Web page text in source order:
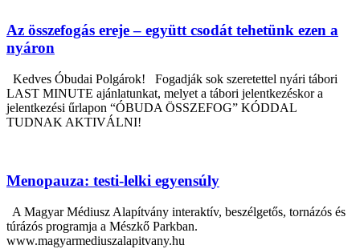
Az összefogás ereje – együtt csodát tehetünk ezen a
nyáron
Kedves Óbudai Polgárok! Fogadják sok szeretettel nyári tábori
LAST MINUTE ajánlatunkat, melyet a tábori jelentkezéskor a
jelentkezési űrlapon “ÓBUDA ÖSSZEFOG” KÓDDAL
TUDNAK AKTIVÁLNI!
Menopauza: testi-lelki egyensúly
A Magyar Médiusz Alapítvány interaktív, beszélgetős, tornázós és
túrázós programja a Mészkő Parkban.
www.magyarmediuszalapitvany.hu